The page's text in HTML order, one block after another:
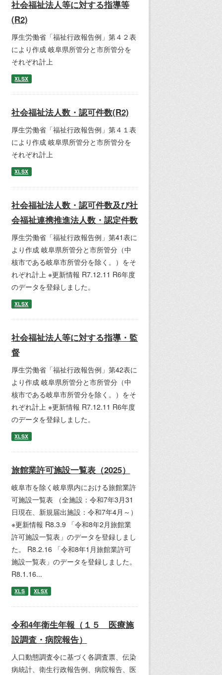
社会福祉法人等に対する指導等
(R2)
厚生労働省「福祉行政報告例」第４２表
により作成 岐阜県所管分と市所管分を
それぞれ計上
XLSX
社会福祉法人数・認可件数(R2)
厚生労働省「福祉行政報告例」第４１表
により作成 岐阜県所管分と市所管分を
それぞれ計上
XLSX
社会福祉法人数・認可件数及び社
会福祉連携推進法人数・認定件数
厚生労働省「福祉行政報告例」第41表に
より作成 岐阜県所管分と市所管分（中
核市である岐阜市所管分を除く。）をそ
れぞれ計上 ※更新情報 R7.12.11 R6年度
のデータを登録しました。
XLSX
社会福祉法人等に対する指導・監
督
厚生労働省「福祉行政報告例」第42表に
より作成 岐阜県所管分と市所管分（中
核市である岐阜市所管分を除く。）をそ
れぞれ計上 ※更新情報 R7.12.11 R6年度
のデータを登録しました。
XLSX
旅館業許可施設一覧表（2025）
岐阜市を除く岐阜県内における旅館業許
可施設一覧表 （全施設：令和7年3月31
日現在、新規届出施設：令和7年4月～）
※更新情報 R8.3.9 「令和8年2月旅館業
許可施設一覧表」のデータを登録しまし
た。 R8.2.16 「令和8年1月旅館業許可
施設一覧表」のデータを登録しました。
R8.1.16...
XLS XLSX
令和4年衛生年報（１５ 医療施
設調査・病院報告）
人口動態調査令に基づく各調査票、伝染
病統計、衛生行政報告例、病院報告、医